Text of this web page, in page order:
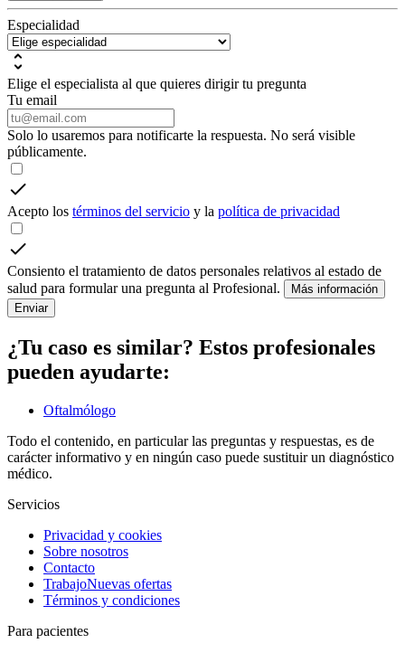
Especialidad
Elige el especialista al que quieres dirigir tu pregunta
Tu email
Solo lo usaremos para notificarte la respuesta. No será visible
públicamente.
Acepto los términos del servicio y la política de privacidad
Consiento el tratamiento de datos personales relativos al estado de
salud para formular una pregunta al Profesional.
Más información
Enviar
¿Tu caso es similar? Estos profesionales
pueden ayudarte:
Oftalmólogo
Todo el contenido, en particular las preguntas y respuestas, es de
carácter informativo y en ningún caso puede sustituir un diagnóstico
médico.
Servicios
Privacidad y cookies
Sobre nosotros
Contacto
TrabajoNuevas ofertas
Términos y condiciones
Para pacientes